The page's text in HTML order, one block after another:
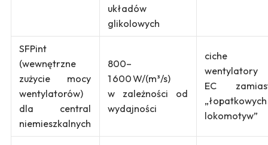
układów
glikolowych
SFPint
(wewnętrzne
zużycie mocy
wentylatorów)
dla central
niemieszkalnych
800–
1 600 W/(m³/s)
w zależności od
wydajności
ciche
wentylatory
EC
„łopatkowych
lokomotyw”